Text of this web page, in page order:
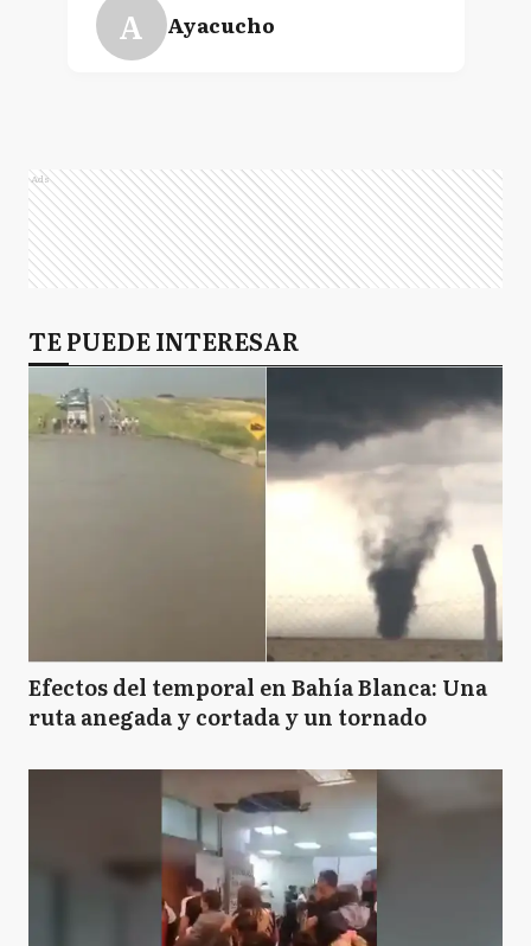
A Ayacucho
B Balcarce
BJ Benito Juarez
B Berazategui
B Bolívar
B Bragado
C Castelli
Ads
TE PUEDE INTERESAR
Efectos del temporal en Bahía Blanca: Una
ruta anegada y cortada y un tornado